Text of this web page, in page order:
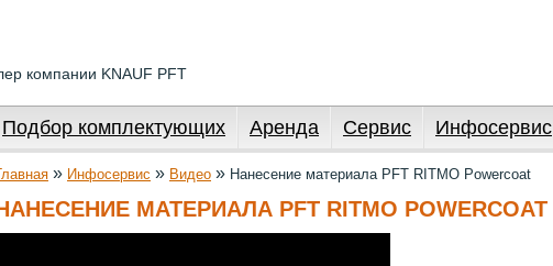
компании KNAUF PFT
Подбор комплектующих Аренда Сервис Инфосервис
» Инфосервис » Видео » Нанесение материала PFT RITMO Powercoat
МАТЕРИАЛА PFT RITMO POWERCOAT